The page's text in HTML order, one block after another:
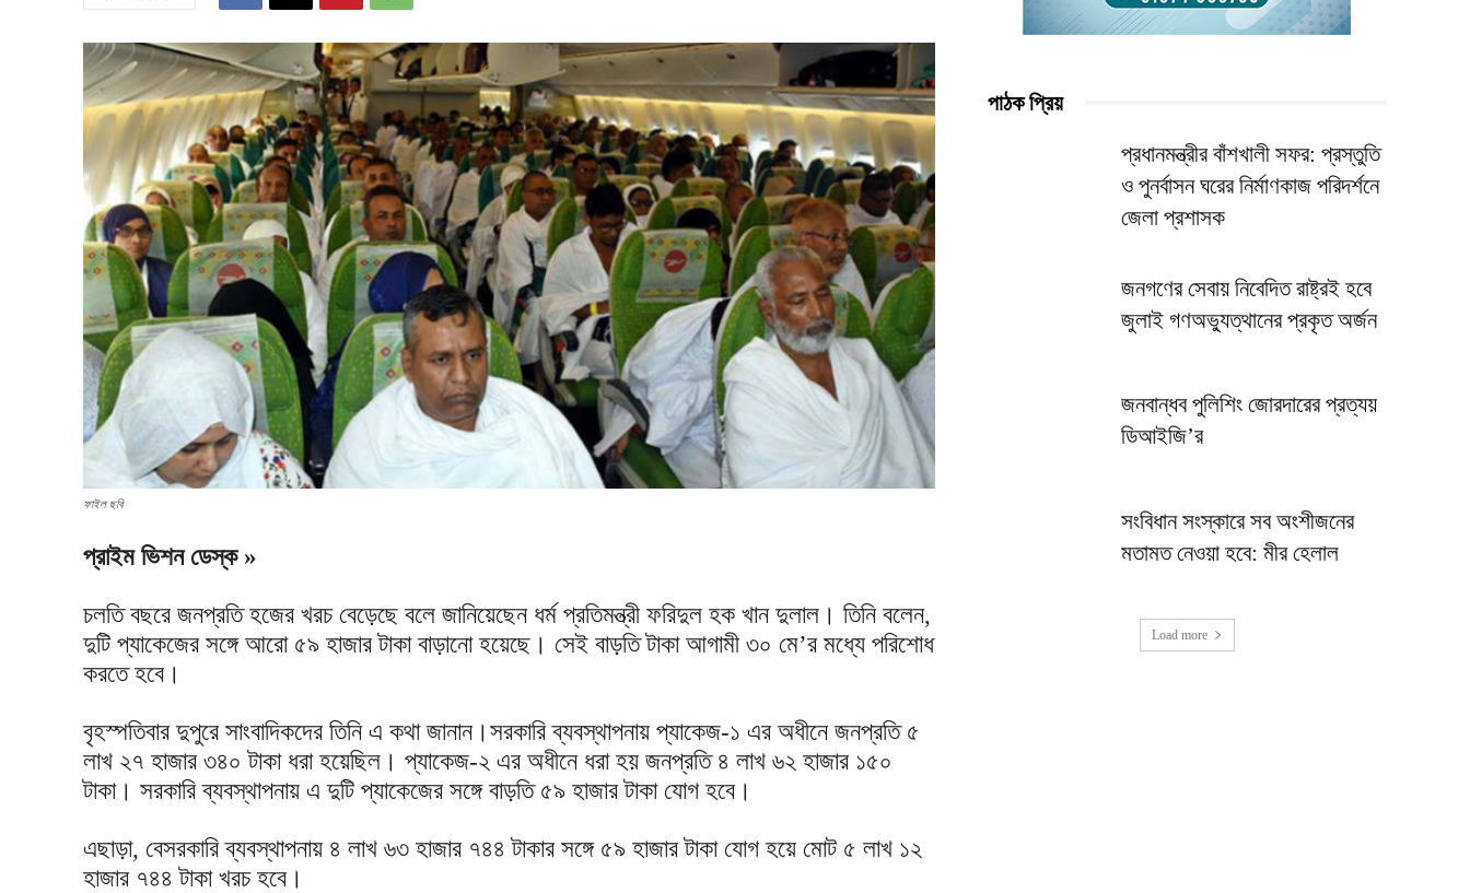
ফাইল ছবি
প্রাইম ভিশন ডেস্ক »
চলতি বছরে জনপ্রতি হজের খরচ বেড়েছে বলে জানিয়েছেন ধর্ম প্রতিমন্ত্রী ফরিদুল হক খান দুলাল। তিনি বলেন,
দুটি প্যাকেজের সঙ্গে আরো ৫৯ হাজার টাকা বাড়ানো হয়েছে। সেই বাড়তি টাকা আগামী ৩০ মে’র মধ্যে পরিশোধ
করতে হবে।
বৃহস্পতিবার দুপুরে সাংবাদিকদের তিনি এ কথা জানান।সরকারি ব্যবস্থাপনায় প্যাকেজ-১ এর অধীনে জনপ্রতি ৫
লাখ ২৭ হাজার ৩৪০ টাকা ধরা হয়েছিল। প্যাকেজ-২ এর অধীনে ধরা হয় জনপ্রতি ৪ লাখ ৬২ হাজার ১৫০
টাকা। সরকারি ব্যবস্থাপনায় এ দুটি প্যাকেজের সঙ্গে বাড়তি ৫৯ হাজার টাকা যোগ হবে।
এছাড়া, বেসরকারি ব্যবস্থাপনায় ৪ লাখ ৬৩ হাজার ৭৪৪ টাকার সঙ্গে ৫৯ হাজার টাকা যোগ হয়ে মোট ৫ লাখ ১২
হাজার ৭৪৪ টাকা খরচ হবে।
পাঠক প্রিয়
প্রধানমন্ত্রীর বাঁশখালী সফর: প্রস্তুতি
ও পুনর্বাসন ঘরের নির্মাণকাজ পরিদর্শনে
জেলা প্রশাসক
জনগণের সেবায় নিবেদিত রাষ্ট্রই হবে
জুলাই গণঅভ্যুত্থানের প্রকৃত অর্জন
জনবান্ধব পুলিশিং জোরদারের প্রত্যয়
ডিআইজি’র
সংবিধান সংস্কারে সব অংশীজনের
মতামত নেওয়া হবে: মীর হেলাল
Load more